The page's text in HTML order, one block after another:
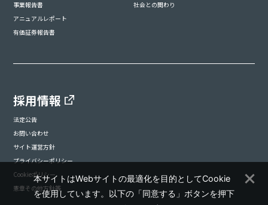
事業報告書
アニュアルレポート
有価証券報告書
社会との関わり
採用情報
法定公告
お問い合わせ
サイト運営方針
プライバシーポリシー
Cookieポリシー
憲章その他方針等
本サイトはWebサイトの最適化を目的としてCookie
を使用しています。以下の「同意する」ボタンを押下